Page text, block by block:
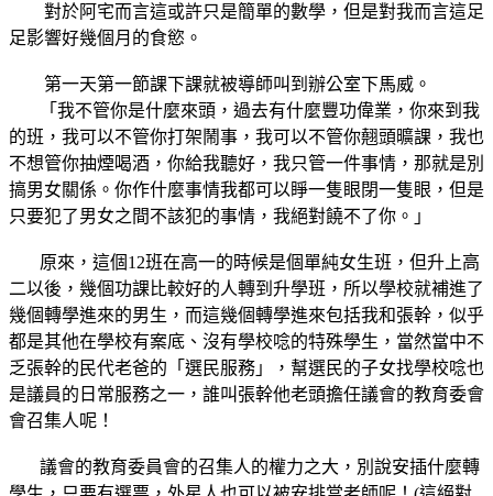
對於阿宅而言這或許只是簡單的數學，但是對我而言這足
足影響好幾個月的食慾。
第一天第一節課下課就被導師叫到辦公室下馬威。
「我不管你是什麼來頭，過去有什麼豐功偉業，你來到我
的班，我可以不管你打架鬧事，我可以不管你翹頭曠課，我也
不想管你抽煙喝酒，你給我聽好，我只管一件事情，那就是別
搞男女關係。你作什麼事情我都可以睜一隻眼閉一隻眼，但是
只要犯了男女之間不該犯的事情，我絕對饒不了你。」
原來，這個12班在高一的時候是個單純女生班，但升上高
二以後，幾個功課比較好的人轉到升學班，所以學校就補進了
幾個轉學進來的男生，而這幾個轉學進來包括我和張幹，似乎
都是其他在學校有案底、沒有學校唸的特殊學生，當然當中不
乏張幹的民代老爸的「選民服務」，幫選民的子女找學校唸也
是議員的日常服務之一，誰叫張幹他老頭擔任議會的教育委會
會召集人呢！
議會的教育委員會的召集人的權力之大，別說安插什麼轉